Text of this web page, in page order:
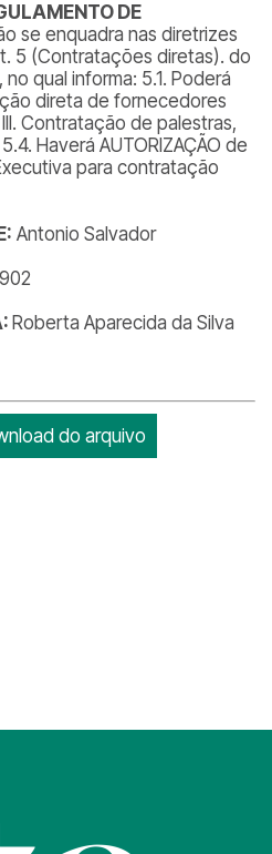
DE
se enquadra nas diretrizes
5 (Contratações diretas). do
qual informa: 5.1. Poderá
direta de fornecedores
Contratação de palestras,
Haverá AUTORIZAÇÃO de
para contratação
Antonio Salvador
Roberta Aparecida da Silva
do arquivo